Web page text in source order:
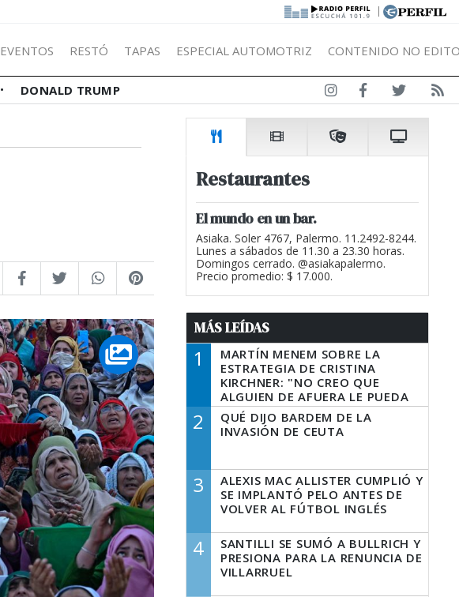
|
EVENTOS RESTÓ TAPAS ESPECIAL AUTOMOTRIZ CONTENIDO NO
DONALD TRUMP
Restaurantes
El mundo en un bar.
Asiaka. Soler 4767, Palermo. 11.2492-8244.
Lunes a sábados de 11.30 a 23.30 horas.
Domingos cerrado. @asiakapalermo.
Precio promedio: $ 17.000.
MÁS LEÍDAS
1
MARTÍN MENEM SOBRE LA
ESTRATEGIA DE CRISTINA
KIRCHNER: "NO CREO QUE
ALGUIEN DE AFUERA LE PUEDA
DECIR A LA JUSTICIA LO QUE
TIENE QUE HACER"
2
QUÉ DIJO BARDEM DE LA
INVASIÓN DE CEUTA
3
ALEXIS MAC ALLISTER CUMPLIÓ Y
SE IMPLANTÓ PELO ANTES DE
VOLVER AL FÚTBOL INGLÉS
4
SANTILLI SE SUMÓ A BULLRICH Y
PRESIONA PARA LA RENUNCIA DE
VILLARRUEL